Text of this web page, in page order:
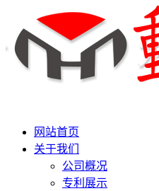
网站首页
关于我们
公司概况
专利展示